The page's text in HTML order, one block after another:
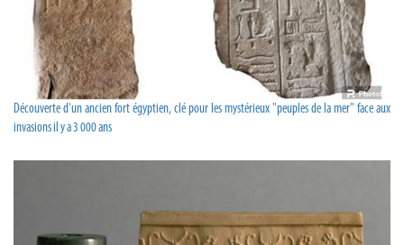
Découverte d'un ancien fort égyptien, clé pour les mystérieux "peuples de la mer" face aux
invasions il y a 3 000 ans